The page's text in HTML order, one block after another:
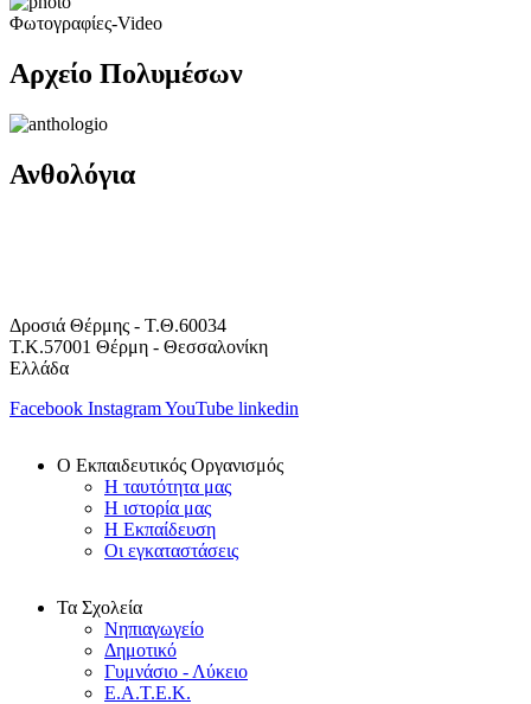
Φωτογραφίες-Video
Αρχείο Πολυμέσων
Ανθολόγια
Δροσιά Θέρμης - Τ.Θ.60034
Τ.Κ.57001 Θέρμη - Θεσσαλονίκη
Ελλάδα
Facebook InstagramYouTube linkedin
Ο Εκπαιδευτικός Οργανισμός
Η ταυτότητα μας
Η ιστορία μας
Η Εκπαίδευση
Οι εγκαταστάσεις
Τα Σχολεία
Νηπιαγωγείο
Δημοτικό
Γυμνάσιο - Λύκειο
Ε.Α.Τ.Ε.Κ.